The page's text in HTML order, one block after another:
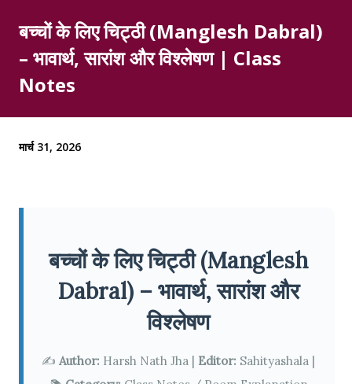
बच्चों के लिए चिट्ठी (Manglesh Dabral)
– भावार्थ, सारांश और विश्लेषण | Class
Notes
मार्च 31, 2026
बच्चों के लिए चिट्ठी (Manglesh
Dabral) – भावार्थ, सारांश और
विश्लेषण
Author: Harsh Nath Jha | Editor: Sahityashala |